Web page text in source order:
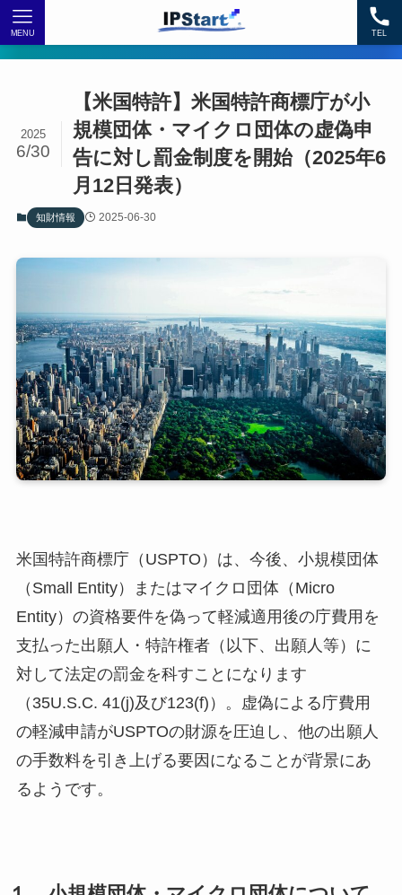
TEL
MENU
【米国特許】米国特許商標庁が小
規模団体・マイクロ団体の虚偽申
告に対し罰金制度を開始（2025年6
月12日発表）
2025
6/30
知財情報 2025-06-30
米国特許商標庁（USPTO）は、今後、小規模団体
（Small Entity）またはマイクロ団体（Micro
Entity）の資格要件を偽って軽減適用後の庁費用を
支払った出願人・特許権者（以下、出願人等）に
対して法定の罰金を科すことになります
（35U.S.C. 41(j)及び123(f)）。虚偽による庁費用
の軽減申請がUSPTOの財源を圧迫し、他の出願人
の手数料を引き上げる要因になることが背景にあ
るようです。